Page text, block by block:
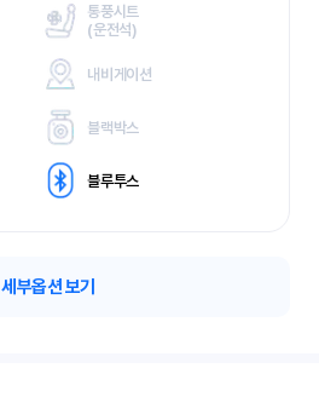
통풍시트
(운전석)
내비게이션
블랙박스
블루투스
세부옵션 보기